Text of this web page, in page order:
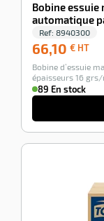
Bobine
automatique
Ref: 8940300
66,10 € HT
HT
Bobine d’essuie
épaisseurs 16 grs/
89 En stock